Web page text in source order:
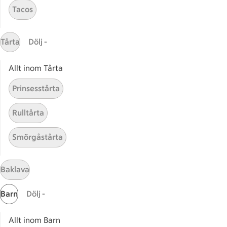
Wallenbergare
Wallenbergare kött
Sidfot
Start
Få snabbt svar
Bli stammis på ICA
Tacos
Tårta Dölj -
Allt inom Tårta
Prinsesstårta
Rulltårta
Smörgåstårta
Baklava
Barn Dölj -
Allt inom Barn